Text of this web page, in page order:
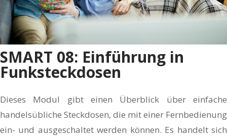
SMART 08: Einführung in
Funksteckdosen
Dieses Modul gibt einen Überblick über einfache
handelsübliche Steckdosen, die mit einer Fernbedienung
ein- und ausgeschaltet werden können. Es handelt sich